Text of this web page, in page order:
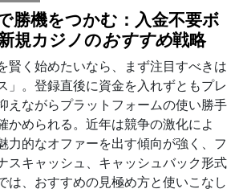
勝機をつかむ： 入金不要ボ
規カジノのおすすめ戦略
賢く始めたいなら、まず注目すべきは
」。登録直後に資金を入れずともプレ
えながらプラットフォームの使い勝手
かめられる。近年は競争の激化によ
力的なオファーを出す傾向が強く、フ
スキャッシュ、キャッシュバック形式
は、おすすめの見極め方と使いこなし